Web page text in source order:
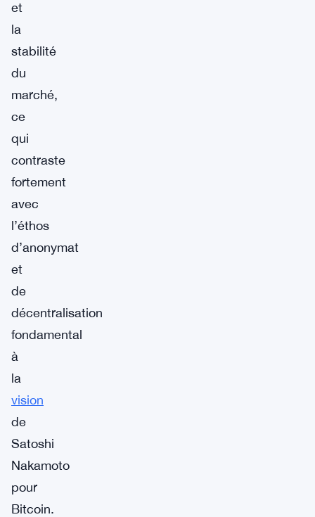
et
la
stabilité
du
marché,
ce
qui
contraste
fortement
avec
l’éthos
d’anonymat
et
de
décentralisation
fondamental
à
la
vision
de
Satoshi
Nakamoto
pour
Bitcoin.